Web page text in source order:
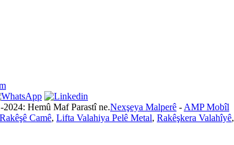
Hemû Maf Parastî ne.Nexşeya Malperê - AMP Mobîl
Rakêşê Camê, Lifta Valahiya Pelê Metal, Rakêşkera Valahîyê,